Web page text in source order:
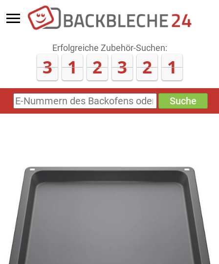
Erfolgreiche Zubehör-Suchen:
3 1 2 3 2 1
E-
Nummern
Suche